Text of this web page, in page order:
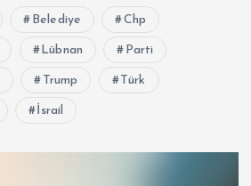
Belediye Chp
Lübnan Parti
Trump Türk
İsrail